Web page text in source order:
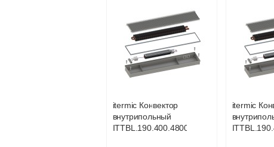
Подъем на этаж.
Доставка в регионы России.
Интернет-деньгами (Yandex-
Безналичный расчёт (возможно и
itermic Конвектор
внутрипольный
ITTBL.190.400.4800
itermic